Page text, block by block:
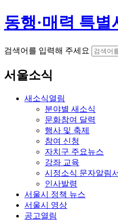
동행·매력 특별
검색어를 입력해 주세요
서울소식
새소식열림
분야별 새소식
문화참여 달력
행사 및 축제
참여 신청
자치구 주요뉴스
강좌 교육
시정소식 문자알림
인사발령
서울시 정책 뉴스
서울시 영상
공고열림